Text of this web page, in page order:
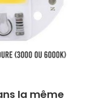
la même